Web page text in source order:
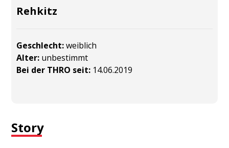
Rehkitz
Geschlecht:weiblich
Alter: unbestimmt
Bei der THRO seit: 14.06.2019
Story